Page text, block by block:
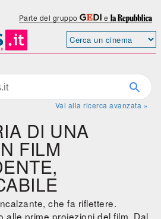
Parte del gruppo e
Vai alla ricerca avanzata »
DI UNA
FILM
che fa riflettere.
alle prime proiezioni del film. Dal